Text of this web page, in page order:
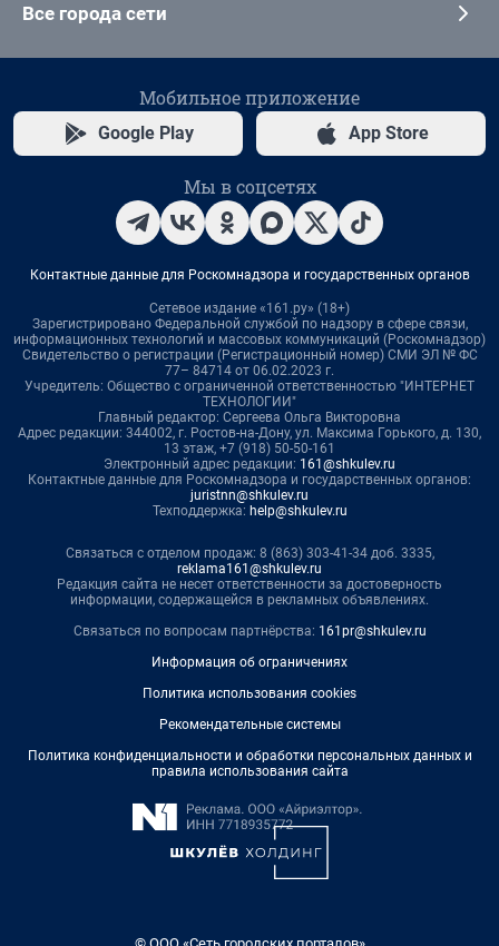
Все города сети
Мобильное приложение
Google Play App Store
Мы в соцсетях
Контактные данные для Роскомнадзора и государственных органов
Сетевое издание «161.ру» (18+)
Зарегистрировано Федеральной службой по надзору в сфере связи,
информационных технологий и массовых коммуникаций (Роскомнадзор)
Свидетельство о регистрации (Регистрационный номер) СМИ ЭЛ № ФС
77– 84714 от 06.02.2023 г.
Учредитель: Общество с ограниченной ответственностью "ИНТЕРНЕТ
ТЕХНОЛОГИИ"
Главный редактор: Сергеева Ольга Викторовна
Адрес редакции: 344002, г. Ростов-на-Дону, ул. Максима Горького, д. 130,
13 этаж, +7 (918) 50-50-161
Электронный адрес редакции: 161@shkulev.ru
Контактные данные для Роскомнадзора и государственных органов:
juristnn@shkulev.ru
Техподдержка: help@shkulev.ru
Связаться с отделом продаж: 8 (863) 303-41-34 доб. 3335,
reklama161@shkulev.ru
Редакция сайта не несет ответственности за достоверность
информации, содержащейся в рекламных объявлениях.
Связаться по вопросам партнёрства: 161pr@shkulev.ru
Информация об ограничениях
Политика использования cookies
Рекомендательные системы
Политика конфиденциальности и обработки персональных данных и
правила использования сайта